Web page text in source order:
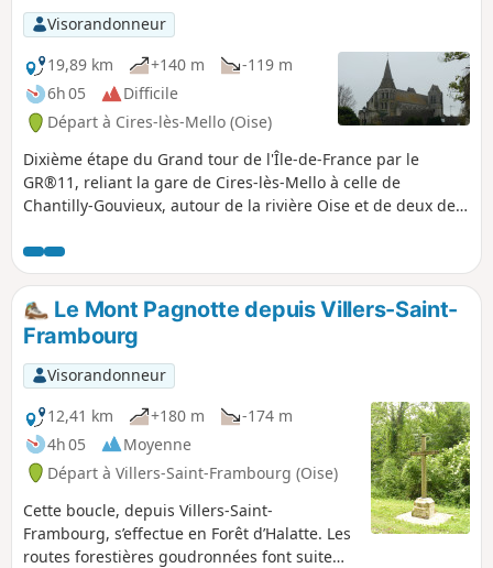
Visorandonneur
19,89 km
+140 m
-119 m
6h 05
Difficile
Départ à Cires-lès-Mello (Oise)
Dixième étape du Grand tour de l'Île-de-France par le
GR®11, reliant la gare de Cires-lès-Mello à celle de
Chantilly-Gouvieux, autour de la rivière Oise et de deux de
est remarquable ici, entre l'abbatiale de Saint-Leu
d'Esserent et bien sûr la ville et le domaine de Chantilly.
Le Mont Pagnotte depuis Villers-Saint-
Frambourg
Visorandonneur
12,41 km
+180 m
-174 m
4h 05
Moyenne
Départ à Villers-Saint-Frambourg (Oise)
Cette boucle, depuis Villers-Saint-
Frambourg, s’effectue en Forêt d’Halatte. Les
routes forestières goudronnées font suite